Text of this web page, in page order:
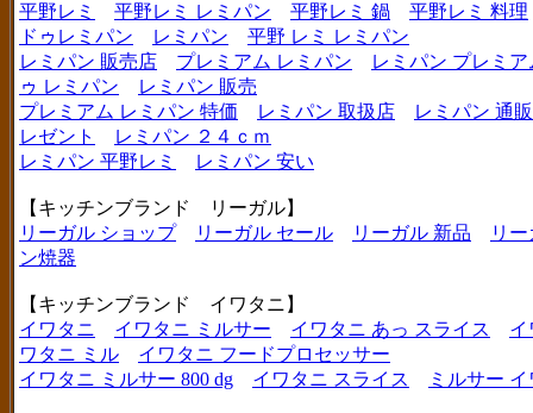
平野レミ
平野レミ レミパン 平野レミ 鍋
平野レミ 料理
ドゥレミパン
レミパン
平野 レミ レミパン
レミパン 販売店
プレミアム レミパン
レミパン プレミア
ゥ レミパン
レミパン 販売
プレミアム レミパン 特価
レミパン 取扱店
レミパン 通販
レゼント
レミパン ２４ｃｍ
レミパン 平野レミ
レミパン 安い
【キッチンブランド リーガル】
リーガル ショップ
リーガル セール リーガル 新品
リ
ン焼器
【キッチンブランド イワタニ】
イワタニ
イワタニ ミルサー イワタニ あっ スライス
イ
ワタニ ミル
イワタニ フードプロセッサー
イワタニ ミルサー 800 dg
イワタニ スライス ミルサー